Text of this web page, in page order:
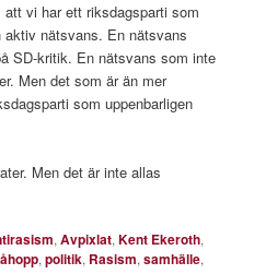
vi har ett riksdagsparti som
nätsvans. En nätsvans
SD-kritik. En nätsvans som inte
Men det som är än mer
som uppenbarligen
Men det är inte allas
,Avpixlat,Kent Ekeroth,
,politik, Rasism,samhälle,